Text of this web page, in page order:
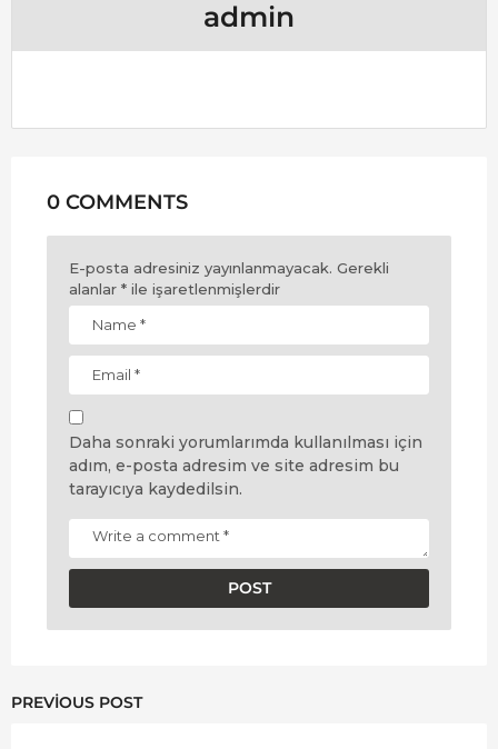
admin
0 COMMENTS
E-posta adresiniz yayınlanmayacak. Gerekli
alanlar * ile işaretlenmişlerdir
Daha sonraki yorumlarımda kullanılması için
adım, e-posta adresim ve site adresim bu
tarayıcıya kaydedilsin.
PREVIOUS POST